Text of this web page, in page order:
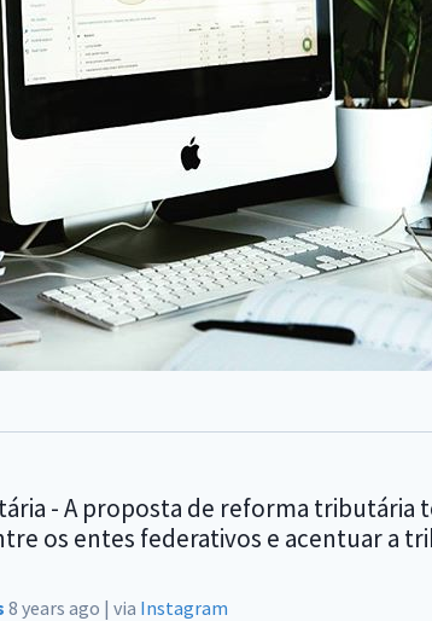
- A proposta de reforma
os entes federativos e acentuar a
8 years ago | via Instagram